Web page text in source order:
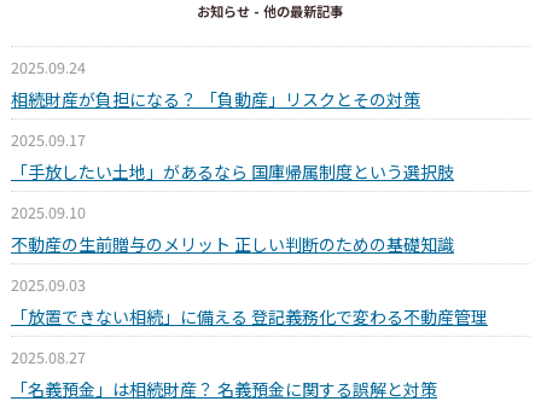
お知らせ - 他の最新記事
2025.09.24
相続財産が負担になる？ 「負動産」リスクとその対策
2025.09.17
「手放したい土地」があるなら 国庫帰属制度という選択肢
2025.09.10
不動産の生前贈与のメリット 正しい判断のための基礎知識
2025.09.03
「放置できない相続」に備える 登記義務化で変わる不動産管理
2025.08.27
「名義預金」は相続財産？ 名義預金に関する誤解と対策